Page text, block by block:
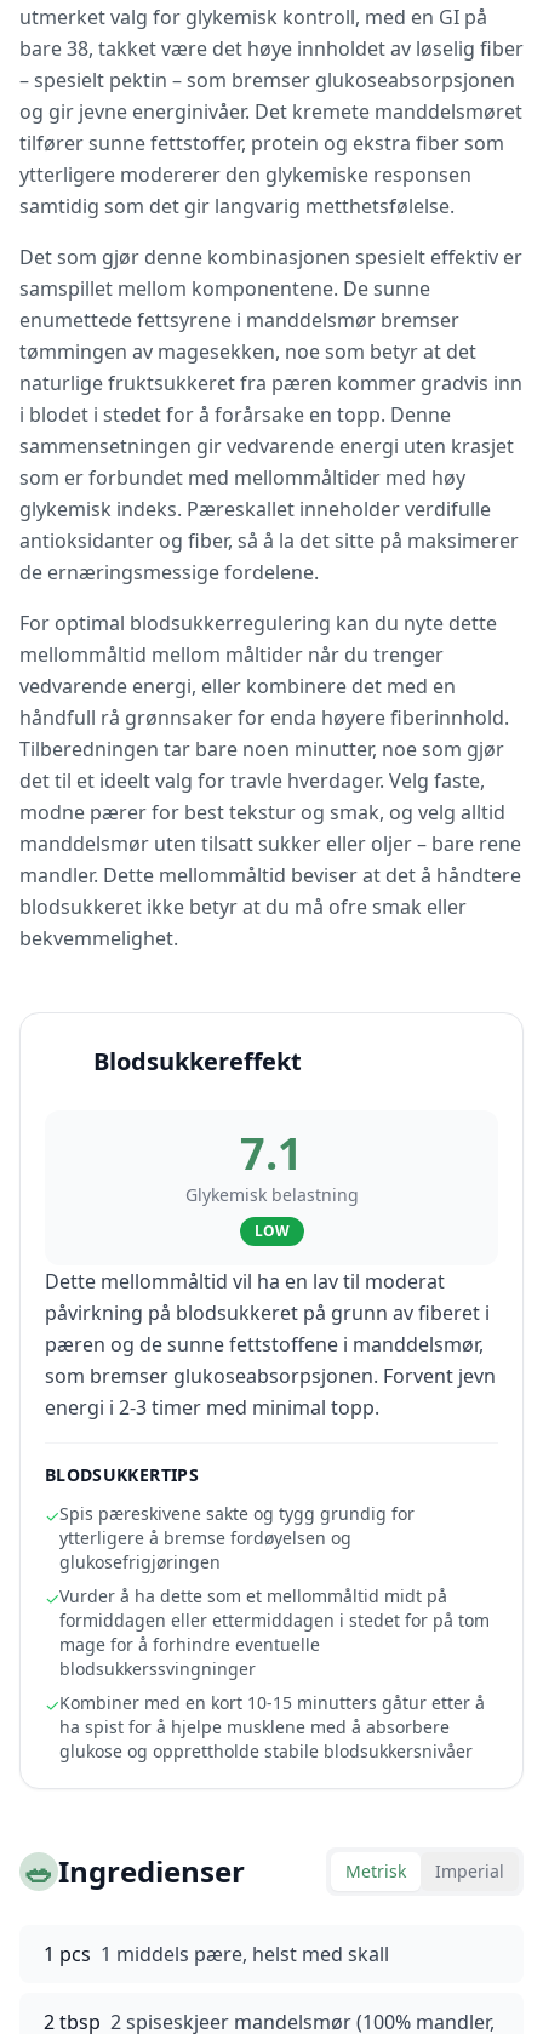
utmerket valg for glykemisk kontroll, med en GI på
bare 38, takket være det høye innholdet av løselig fiber
– spesielt pektin – som bremser glukoseabsorpsjonen
og gir jevne energinivåer. Det kremete manddelsmøret
tilfører sunne fettstoffer, protein og ekstra fiber som
ytterligere modererer den glykemiske responsen
samtidig som det gir langvarig metthetsfølelse.
Det som gjør denne kombinasjonen spesielt effektiv er
samspillet mellom komponentene. De sunne
enumettede fettsyrene i manddelsmør bremser
tømmingen av magesekken, noe som betyr at det
naturlige fruktsukkeret fra pæren kommer gradvis inn
i blodet i stedet for å forårsake en topp. Denne
sammensetningen gir vedvarende energi uten krasjet
som er forbundet med mellommåltider med høy
glykemisk indeks. Pæreskallet inneholder verdifulle
antioksidanter og fiber, så å la det sitte på maksimerer
de ernæringsmessige fordelene.
For optimal blodsukkerregulering kan du nyte dette
mellommåltid mellom måltider når du trenger
vedvarende energi, eller kombinere det med en
håndfull rå grønnsaker for enda høyere fiberinnhold.
Tilberedningen tar bare noen minutter, noe som gjør
det til et ideelt valg for travle hverdager. Velg faste,
modne pærer for best tekstur og smak, og velg alltid
manddelsmør uten tilsatt sukker eller oljer – bare rene
mandler. Dette mellommåltid beviser at det å håndtere
blodsukkeret ikke betyr at du må ofre smak eller
bekvemmelighet.
Blodsukkereffekt
7.1
Glykemisk belastning
LOW
Dette mellommåltid vil ha en lav til moderat
påvirkning på blodsukkeret på grunn av fiberet i
pæren og de sunne fettstoffene i manddelsmør,
som bremser glukoseabsorpsjonen. Forvent jevn
energi i 2-3 timer med minimal topp.
BLODSUKKERTIPS
✓Spis pæreskivene sakte og tygg grundig for
ytterligere å bremse fordøyelsen og
glukosefrigjøringen
✓Vurder å ha dette som et mellommåltid midt på
formiddagen eller ettermiddagen i stedet for på tom
mage for å forhindre eventuelle
blodsukkerssvingninger
✓Kombiner med en kort 10-15 minutters gåtur etter å
ha spist for å hjelpe musklene med å absorbere
glukose og opprettholde stabile blodsukkersnivåer
🥗Ingredienser Metrisk Imperial
1 pcs 1 middels pære, helst med skall
2 tbsp 2 spiseskjeer mandelsmør (100% mandler,